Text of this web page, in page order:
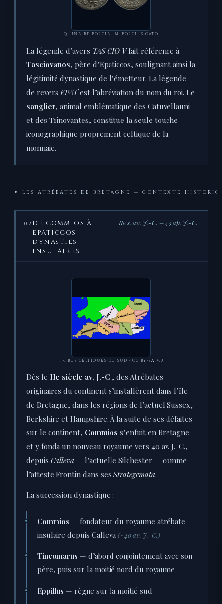
QUINAIRE PORCIA · M. PORCIUS CATO
La légende d’avers TAS CIO Vfait référence à
Tasciovanos, père d’Epaticcos, soulignant ainsi la
légitimité dynastique de l’émetteur. La légende
de reversEPATest l’abréviation du nom du roi. Le
sanglier, animal emblématique des Catuvellauni
et des Trinovantes, constitue la seule touche
iconographique proprement celtique de la
monnaie.
✦ LES ATRÉBATES DE BRETAGNE — CONTEXTE
02 DE COMMIOS À
EPATICCOS —
DYNASTIES
INSULAIRES
IIe s. av. J.-C. – 43 ap. J.-C.
TRIBUS CELTIQUES DU SUD · CC BY-SA 4.0
Dès le IIe siècle av. J.-C., des Atrébates
originaires du continent s’installèrent dans l’île
de Bretagne, dans les régions de l’actuel Sussex,
Berkshire et Hampshire. À la suite de ses défaites
sur le continent, Commios s’enfuit en Bretagne
et y fonda un nouveau royaume vers 40 av. J.-C.,
depuis Calleva — l’actuelle Silchester — comme
l’atteste Frontin dans ses Strategemata.
La succession dynastique :
Commios — fondateur du royaume atrébate
insulaire depuis Calleva (~40 av. J.-C.)
Tincomarus — d’abord conjointement avec son
père, puis sur la moitié nord du royaume
Eppillus — règne sur la moitié sud